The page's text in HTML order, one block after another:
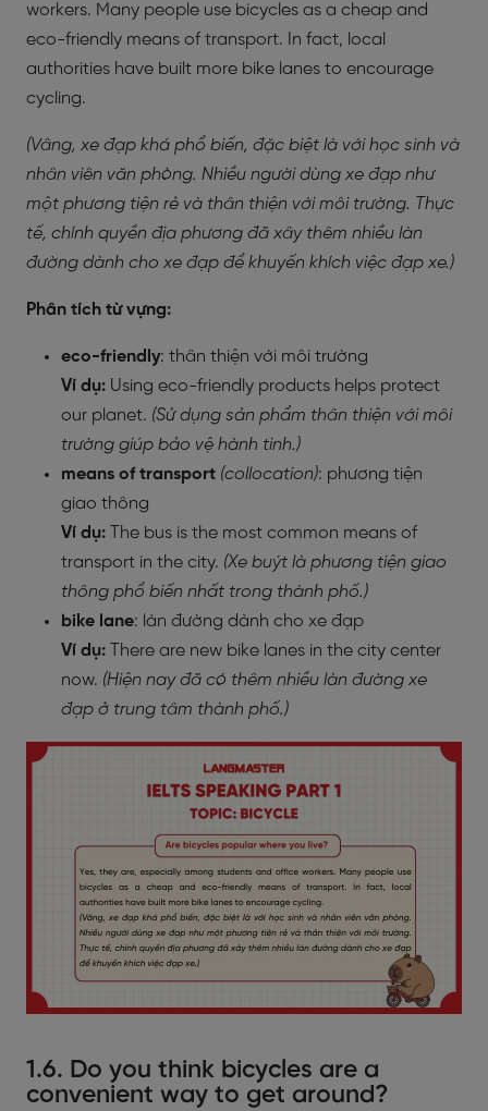
workers. Many people use bicycles as a cheap and
eco-friendly means of transport. In fact, local
authorities have built more bike lanes to encourage
cycling.
(Vâng, xe đạp khá phổ biến, đặc biệt là với học sinh và
nhân viên văn phòng. Nhiều người dùng xe đạp như
một phương tiện rẻ và thân thiện với môi trường. Thực
tế, chính quyền địa phương đã xây thêm nhiều làn
đường dành cho xe đạp để khuyến khích việc đạp xe.)
Phân tích từ vựng:
eco-friendly: thân thiện với môi trường
Ví dụ: Using eco-friendly products helps protect
our planet. (Sử dụng sản phẩm thân thiện với môi
trường giúp bảo vệ hành tinh.)
means of transport (collocation): phương tiện
giao thông
Ví dụ: The bus is the most common means of
transport in the city. (Xe buýt là phương tiện giao
thông phổ biến nhất trong thành phố.)
bike lane: làn đường dành cho xe đạp
Ví dụ: There are new bike lanes in the city center
now. (Hiện nay đã có thêm nhiều làn đường xe
đạp ở trung tâm thành phố.)
1.6. Do you think bicycles are a
convenient way to get around?